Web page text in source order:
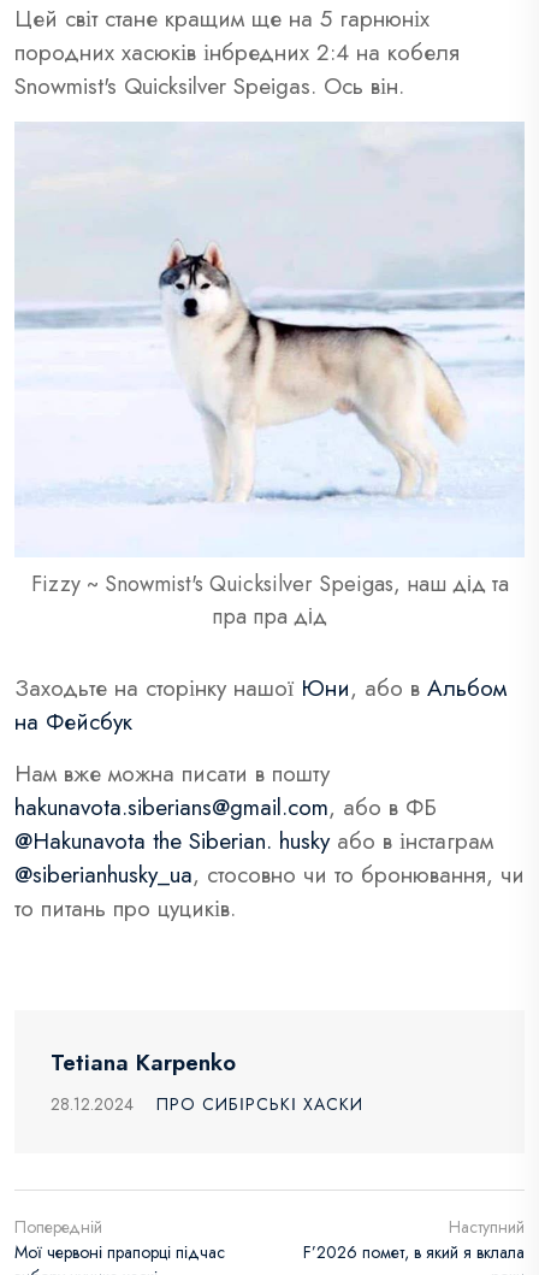
Цей світ стане кращим ще на 5 гарнюніх
породних хасюків інбредних 2:4 на кобеля
Snowmist's Quicksilver Speigas. Ось він.
Fizzy ~ Snowmist's Quicksilver Speigas, наш дід та
пра пра дід
Заходьте на сторінку нашої Юни, або в Альбом
на Фейсбук
Нам вже можна писати в пошту
hakunavota.siberians@gmail.com, або в ФБ
@Hakunavota the Siberian. huskyабо в інстаграм
@siberianhusky_ua, стосовно чи то бронювання, чи
то питань про цуциків.
Tetiana Karpenko
28.12.2024 ПРО СИБІРСЬКІ ХАСКИ
Попередній
Мої червоні прапорці підчас
Наступний
F’2026 помет, в який я вклала